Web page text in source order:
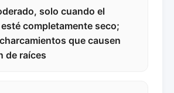
solo cuando el
completamente seco;
que causen
de raíces